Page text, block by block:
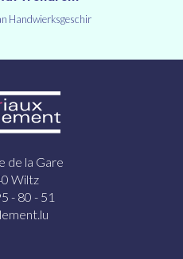
Handwierksgeschir
de la Gare
Wiltz
- 80 - 51